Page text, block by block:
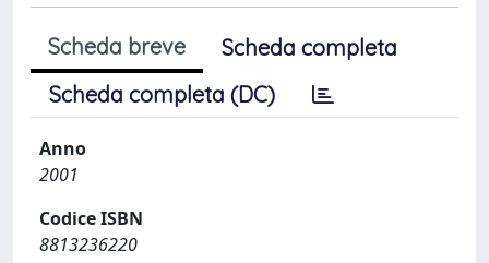
Scheda breve
Scheda completa
Scheda completa (DC)
Anno
2001
Codice ISBN
8813236220